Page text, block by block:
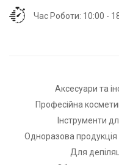
Час Роботи: 10:00 -
Аксесуари та
Професійна
Інструменти
Одноразова продукція
Для